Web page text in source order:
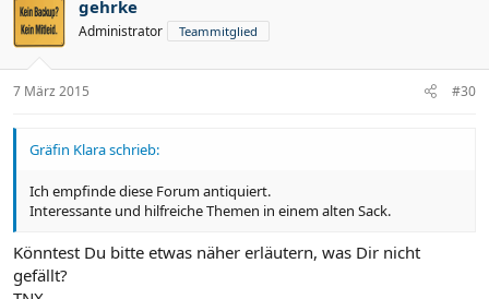
gehrke
Administrator Teammitglied
7 März 2015 #30
Gräfin Klara schrieb:
Ich empfinde diese Forum antiquiert.
Interessante und hilfreiche Themen in einem alten Sack.
Könntest Du bitte etwas näher erläutern, was Dir nicht
gefällt?